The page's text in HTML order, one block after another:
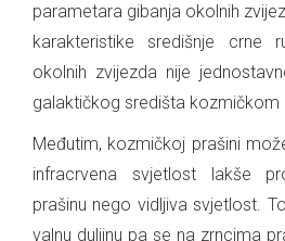
parametara gibanja okolnih
karakteristike središnje crne
okolnih zvijezda nije
galaktičkog središta kozmičkom
Međutim, kozmičkoj prašini
infracrvena svjetlost lakše
prašinu nego vidljiva svjetlost.
valnu duljinu pa se na zrncima